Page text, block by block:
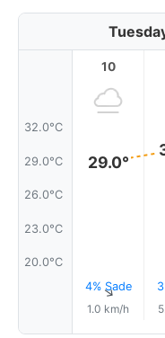
32.0°C
29.0°C
26.0°C
23.0°C
20.0°C
10
29.0°
4% Sade
↑
1.0 km/h